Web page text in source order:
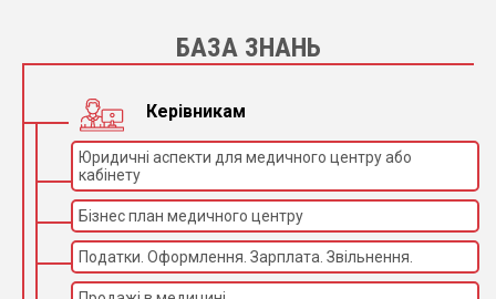
БАЗА ЗНАНЬ
Керівникам
Юридичні аспекти для медичного центру або
кабінету
Бізнес план медичного центру
Податки. Оформлення. Зарплата. Звільнення.